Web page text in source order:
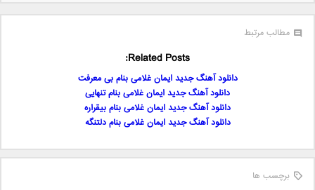
مطالب مرتبط
Related Posts:
دانلود آهنگ جدید ایمان غلامی بنام بی معرفت
دانلود آهنگ جدید ایمان غلامی بنام تنهایی
دانلود آهنگ جدید ایمان غلامی بنام بیقراره
دانلود آهنگ جدید ایمان غلامی بنام دلتنگه
برچسب ها